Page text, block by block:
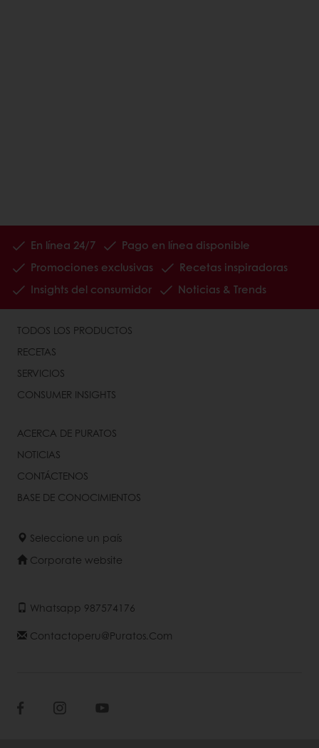
En línea 24/7
Pago en línea disponible
Promociones exclusivas
Recetas inspiradoras
Insights del consumidor
Noticias & Trends
TODOS LOS PRODUCTOS
RECETAS
SERVICIOS
CONSUMER INSIGHTS
ACERCA DE PURATOS
NOTICIAS
CONTÁCTENOS
BASE DE CONOCIMIENTOS
Seleccione un país
Corporate website
Whatsapp 987574176
Contactoperu@puratos.com